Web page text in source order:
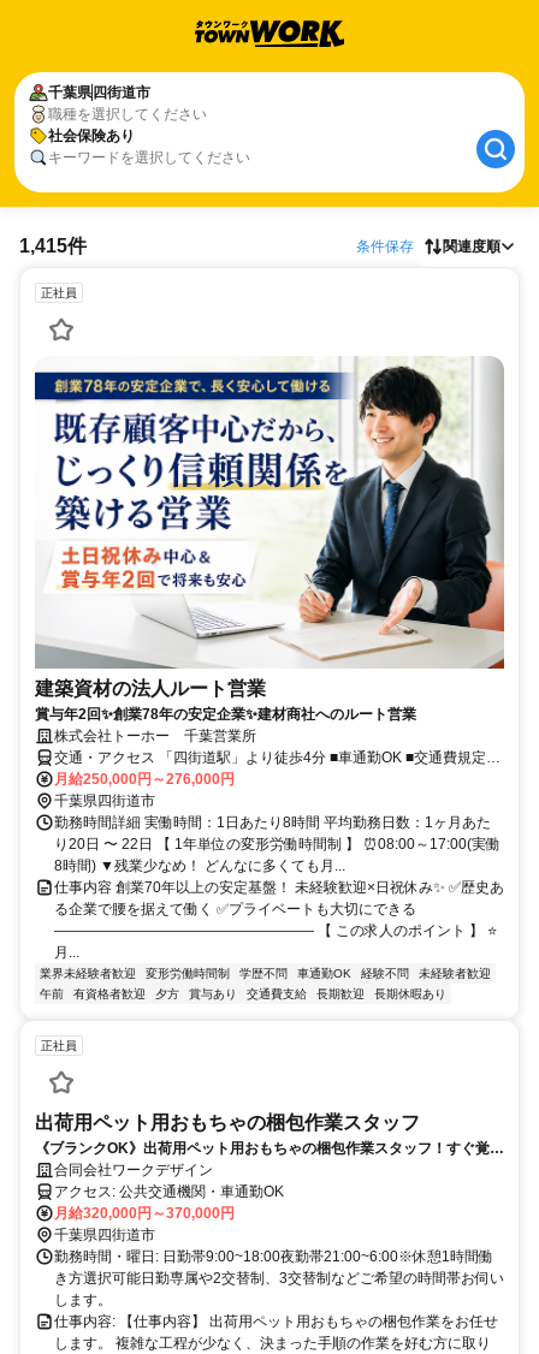
千葉県 四街道市
職種を選択してください
社会保険あり
キーワードを選択してください
1,415件 条件保存 関連度順
正社員
建築資材の法人ルート営業
賞与年2回✨創業78年の安定企業✨建材商社へのルート営業
株式会社トーホー 千葉営業所
交通・アクセス 「四街道駅」より徒歩4分 ■車通勤OK ■交通費規定支
給
月給250,000円～276,000円
千葉県四街道市
勤務時間詳細 実働時間：1日あたり8時間 平均勤務日数：1ヶ月あた
り20日 〜 22日 【 1年単位の変形労働時間制 】 ⏰08:00～17:00(実働
8時間) ▼残業少なめ！ どんなに多くても月...
仕事内容 創業70年以上の安定基盤！ 未経験歓迎×日祝休み✨ ✅歴史あ
る企業で腰を据えて働く ✅プライベートも大切にできる
―――――――――――――――――― 【 この求人のポイント 】 ⭐
月...
業界未経験者歓迎 変形労働時間制 学歴不問 車通勤OK 経験不問
未経験者歓迎
午前
有資格者歓迎 夕方 賞与あり 交通費支給 長期歓迎 長期休暇あり
正社員
出荷用ペット用おもちゃの梱包作業スタッフ
《ブランクOK》出荷用ペット用おもちゃの梱包作業スタッフ！すぐ覚え
やすい♪
合同会社ワークデザイン
アクセス: 公共交通機関・車通勤OK
月給320,000円～370,000円
千葉県四街道市
勤務時間・曜日: 日勤帯9:00~18:00夜勤帯21:00~6:00※休憩1時間働
き方選択可能日勤専属や2交替制、3交替制などご希望の時間帯お伺い
します。
仕事内容: 【仕事内容】 出荷用ペット用おもちゃの梱包作業をお任せ
します。 複雑な工程が少なく、決まった手順の作業を好む方に取り